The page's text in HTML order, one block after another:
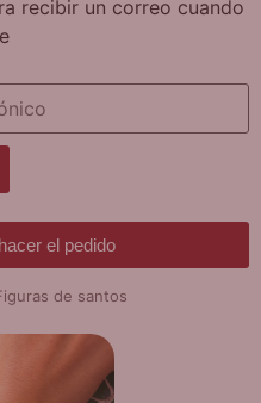
recibir un correo cuando
el pedido
de santos